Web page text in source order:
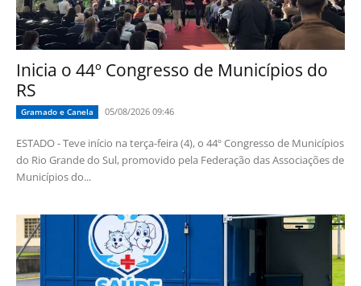
Inicia o 44º Congresso de Municípios do
RS
Gramado e Canela 05/08/2026 09:46
ESTADO - Teve início na terça-feira (4), o 44º Congresso de Municípios
do Rio Grande do Sul, promovido pela Federação das Associações de
Municípios do...